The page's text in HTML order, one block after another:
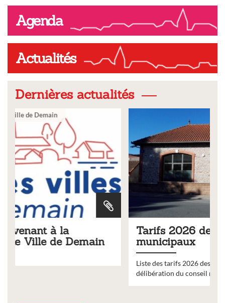
Agenda
Actualités
Dernières actualités
Tarifs 2026 des services
municipaux
Liste des tarifs 2026 des services municipaux,
délibération du conseil municipal du 19 décembre 2025